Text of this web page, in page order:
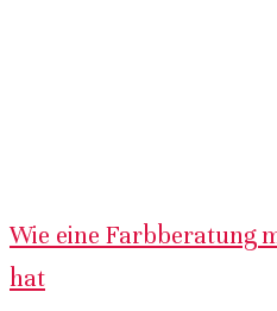
Wie eine Farbberatung
hat